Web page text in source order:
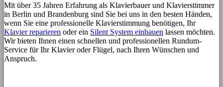
Mit über 35 Jahren Erfahrung als Klavierbauer und Klavierstimmer
in Berlin und Brandenburg sind Sie bei uns in den besten Händen,
wenn Sie eine professionelle Klavierstimmung benötigen, Ihr
Klavier reparieren oder ein Silent System einbauen lassen möchten.
Wir bieten Ihnen einen schnellen und professionellen Rundum-
Service für Ihr Klavier oder Flügel, nach Ihren Wünschen und
Anspruch.